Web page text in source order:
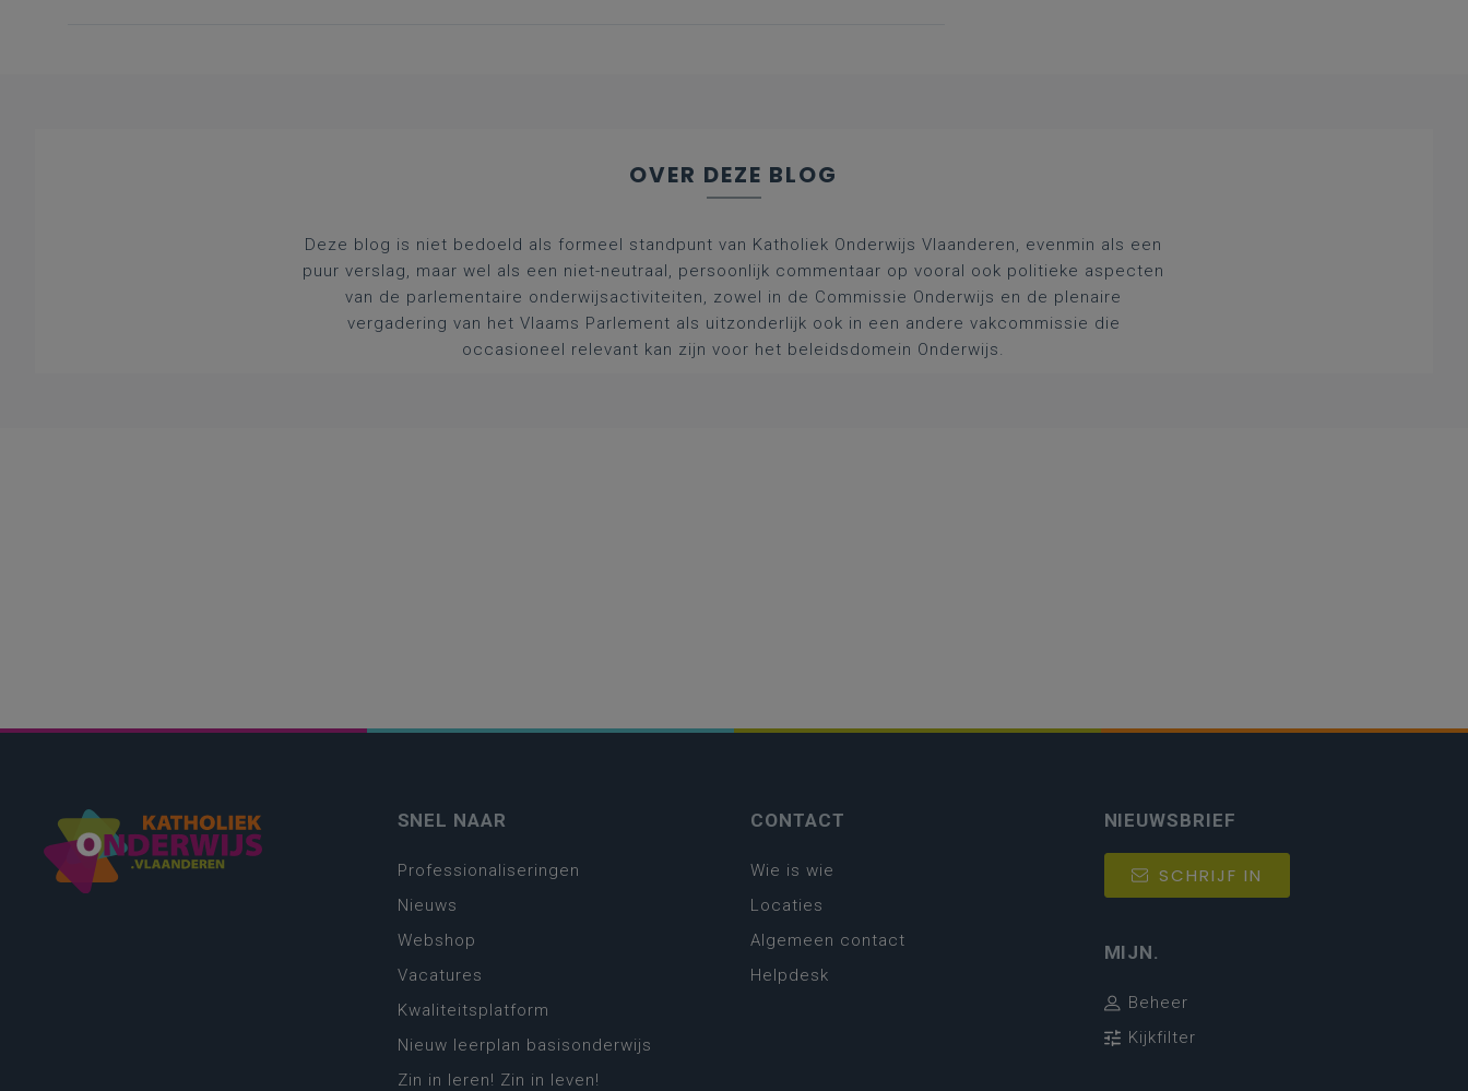
OVER DEZE BLOG
Deze blog is niet bedoeld als formeel standpunt van Katholiek Onderwijs Vlaanderen, evenmin als een
puur verslag, maar wel als een niet-neutraal, persoonlijk commentaar op vooral ook politieke aspecten
van de parlementaire onderwijsactiviteiten, zowel in de Commissie Onderwijs en de plenaire
vergadering van het Vlaams Parlement als uitzonderlijk ook in een andere vakcommissie die
occasioneel relevant kan zijn voor het beleidsdomein Onderwijs.
SNEL NAAR
Professionaliseringen
Nieuws
Webshop
Vacatures
Kwaliteitsplatform
Nieuw leerplan basisonderwijs
Zin in leren! Zin in leven!
CONTACT
Wie is wie
Locaties
Algemeen contact
Helpdesk
NIEUWSBRIEF
SCHRIJF IN
MIJN.
Beheer
Kijkfilter